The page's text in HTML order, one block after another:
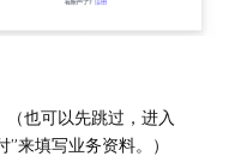
也可以先跳过，进入
来填写业务资料。）